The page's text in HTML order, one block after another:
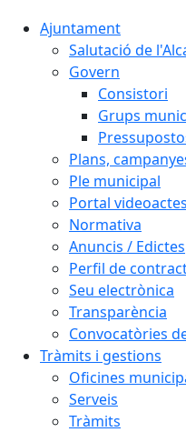
Ajuntament
Salutació de
Govern
Consistori
Grups
Plans,
Ple municipal
Portal
Normativa
Anuncis / Edictes
Perfil de
Seu electrònica
Transparència
Convocatòries
Tràmits i gestions
Oficines
Serveis
Tràmits